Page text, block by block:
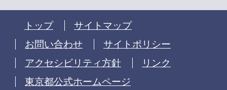
トップ
サイトマップ
お問い合わせ
サイトポリシー
アクセシビリティ方針
リンク
東京都公式ホームページ